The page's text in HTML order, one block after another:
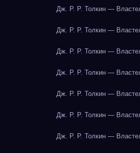
Дж. Р. Р. Толкин —
Дж. Р. Р. Толкин —
Дж. Р. Р. Толкин —
Дж. Р. Р. Толкин —
Дж. Р. Р. Толкин —
Дж. Р. Р. Толкин —
Дж. Р. Р. Толкин —